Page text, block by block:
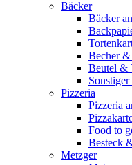
Bäcker
Bäcker
Becher
Beutel &
Pizzeria
Pizzeria
Food to
Besteck
Metzger